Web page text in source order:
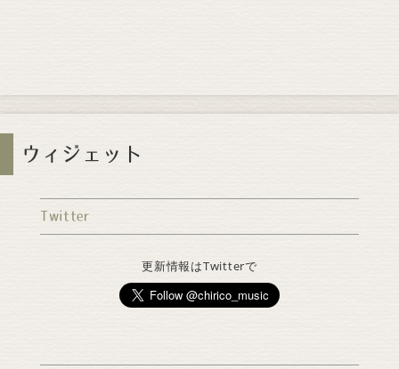
ウィジェット
Twitter
更新情報はTwitterで